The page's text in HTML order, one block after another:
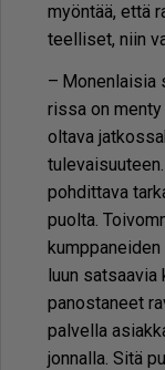
myön­tää, et­tä
teel­li­set, niin
– Mo­nen­lai­sia
ris­sa on
ol­ta­va
poh­dit­ta­va
puol­ta.
luun sat­saa­via
pa­nos­ta­neet
pal­vel­la
jon­nal­la. Sitä